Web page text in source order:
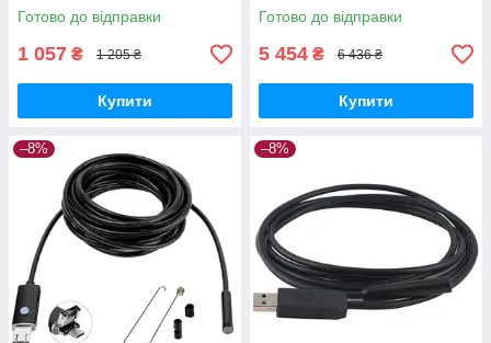
Готово до відправки
1 057 ₴ 1 205 ₴
Купити
Готово до відправки
5 454 ₴ 6 436 ₴
Купити
–8% –8%